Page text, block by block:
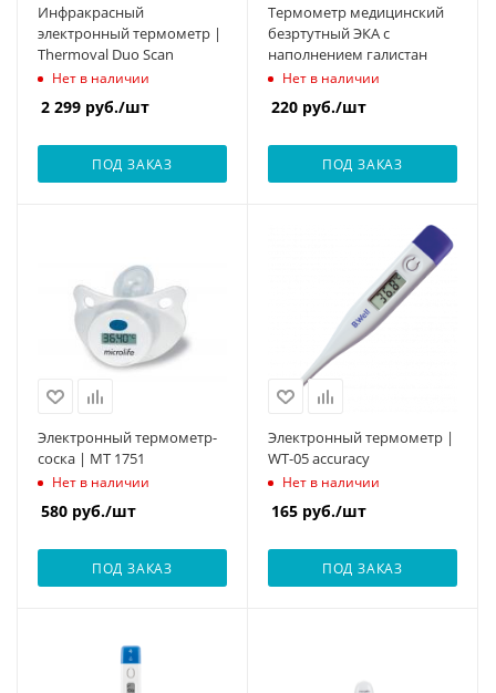
Инфракрасный
электронный термометр |
Thermoval Duo Scan
Нет в наличии
2 299 руб./шт
ПОД ЗАКАЗ
Термометр медицинский
безртутный ЭКА с
наполнением галистан
Нет в наличии
220 руб./шт
ПОД ЗАКАЗ
Электронный термометр-
соска | MT 1751
Нет в наличии
580 руб./шт
ПОД ЗАКАЗ
Электронный термометр |
WT-05 accuracy
Нет в наличии
165 руб./шт
ПОД ЗАКАЗ